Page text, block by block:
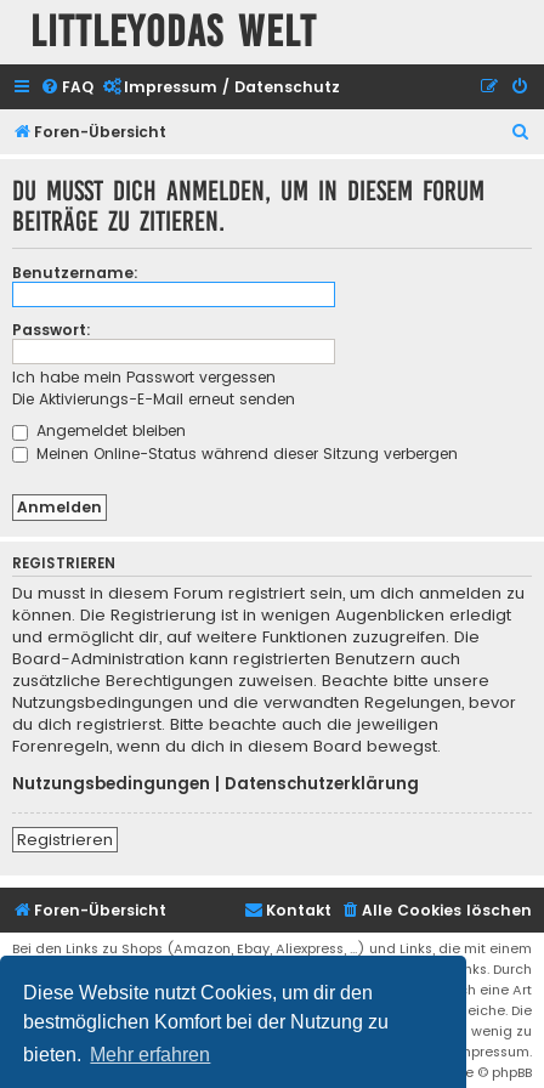
Diese Website nutzt Cookies, um dir den
bestmöglichen Komfort bei der Nutzung zu
bieten. Mehr erfahren
Littleyodas Welt
FAQ Impressum / Datenschutz
Foren-Übersicht
Du musst dich anmelden, um in diesem Forum
Beiträge zu zitieren.
Benutzername:
Passwort:
Ich habe mein Passwort vergessen
Die Aktivierungs-E-Mail erneut senden
Angemeldet bleiben
Meinen Online-Status während dieser Sitzung verbergen
REGISTRIEREN
Du musst in diesem Forum registriert sein, um dich anmelden zu
können. Die Registrierung ist in wenigen Augenblicken erledigt
und ermöglicht dir, auf weitere Funktionen zuzugreifen. Die
Board-Administration kann registrierten Benutzern auch
zusätzliche Berechtigungen zuweisen. Beachte bitte unsere
Nutzungsbedingungen und die verwandten Regelungen, bevor
du dich registrierst. Bitte beachte auch die jeweiligen
Forenregeln, wenn du dich in diesem Board bewegst.
Nutzungsbedingungen
Datenschutzerklärung
Registrieren
Foren-Übersicht Alle Cookies löschen
Kontakt
Bei den Links zu Shops (Amazon, Ebay, Aliexpress, ...) und Links, die mit einem
Stern (*) markiert sind, kann es sich um sogenannte Affiliate Links. Durch
den Kauf eines Produktes über einen Affiliate Link erhälte ich eine Art
Umsatzbeteiligung gutgeschrieben. Für euch bleibt der Preis der gleiche. Die
Einnahmen helfen die Hostgebühren für diese Webseite ein wenig zu
reduzieren. Siehe auch das Impressum.
® Forum Software © phpBB